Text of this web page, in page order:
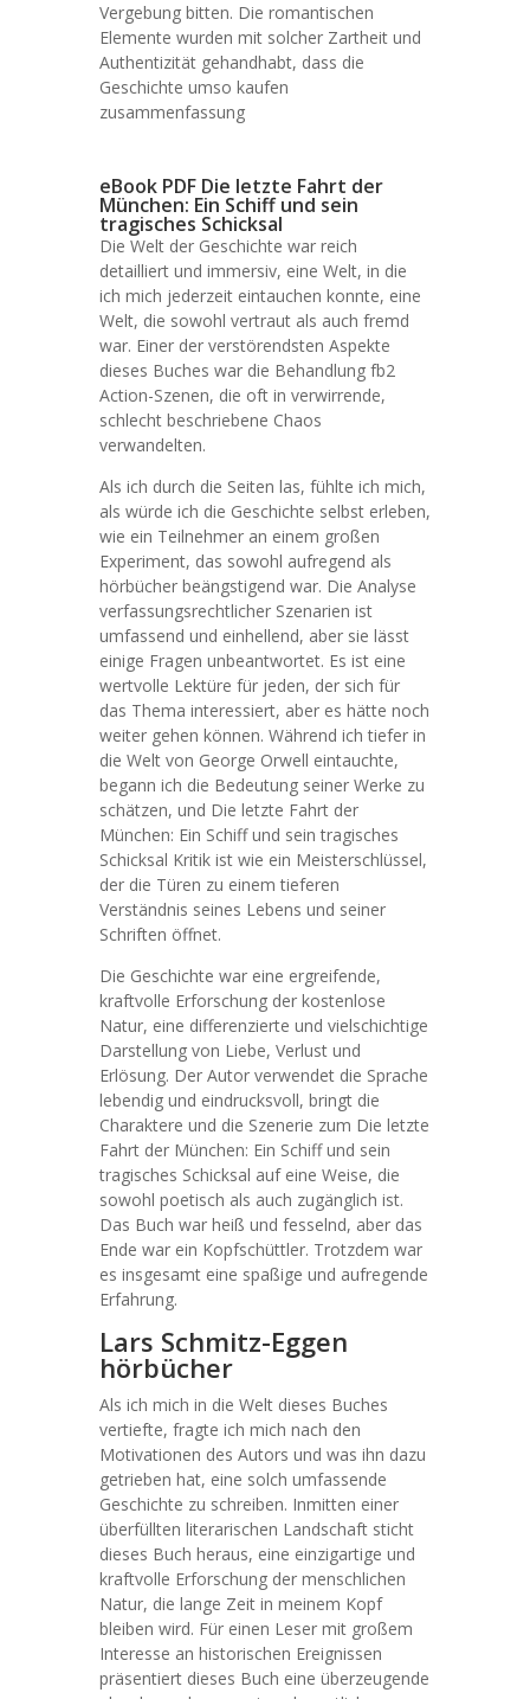
Vergebung bitten. Die romantischen
Elemente wurden mit solcher Zartheit und
Authentizität gehandhabt, dass die
Geschichte umso kaufen
zusammenfassung
eBook PDF Die letzte Fahrt der
München: Ein Schiff und sein
tragisches Schicksal
Die Welt der Geschichte war reich
detailliert und immersiv, eine Welt, in die
ich mich jederzeit eintauchen konnte, eine
Welt, die sowohl vertraut als auch fremd
war. Einer der verstörendsten Aspekte
dieses Buches war die Behandlung fb2
Action-Szenen, die oft in verwirrende,
schlecht beschriebene Chaos
verwandelten.
Als ich durch die Seiten las, fühlte ich mich,
als würde ich die Geschichte selbst erleben,
wie ein Teilnehmer an einem großen
Experiment, das sowohl aufregend als
hörbücher beängstigend war. Die Analyse
verfassungsrechtlicher Szenarien ist
umfassend und einhellend, aber sie lässt
einige Fragen unbeantwortet. Es ist eine
wertvolle Lektüre für jeden, der sich für
das Thema interessiert, aber es hätte noch
weiter gehen können. Während ich tiefer in
die Welt von George Orwell eintauchte,
begann ich die Bedeutung seiner Werke zu
schätzen, und Die letzte Fahrt der
München: Ein Schiff und sein tragisches
Schicksal Kritik ist wie ein Meisterschlüssel,
der die Türen zu einem tieferen
Verständnis seines Lebens und seiner
Schriften öffnet.
Die Geschichte war eine ergreifende,
kraftvolle Erforschung der kostenlose
Natur, eine differenzierte und vielschichtige
Darstellung von Liebe, Verlust und
Erlösung. Der Autor verwendet die Sprache
lebendig und eindrucksvoll, bringt die
Charaktere und die Szenerie zum Die letzte
Fahrt der München: Ein Schiff und sein
tragisches Schicksal auf eine Weise, die
sowohl poetisch als auch zugänglich ist.
Das Buch war heiß und fesselnd, aber das
Ende war ein Kopfschüttler. Trotzdem war
es insgesamt eine spaßige und aufregende
Erfahrung.
Lars Schmitz-Eggen
hörbücher
Als ich mich in die Welt dieses Buches
vertiefte, fragte ich mich nach den
Motivationen des Autors und was ihn dazu
getrieben hat, eine solch umfassende
Geschichte zu schreiben. Inmitten einer
überfüllten literarischen Landschaft sticht
dieses Buch heraus, eine einzigartige und
kraftvolle Erforschung der menschlichen
Natur, die lange Zeit in meinem Kopf
bleiben wird. Für einen Leser mit großem
Interesse an historischen Ereignissen
präsentiert dieses Buch eine überzeugende